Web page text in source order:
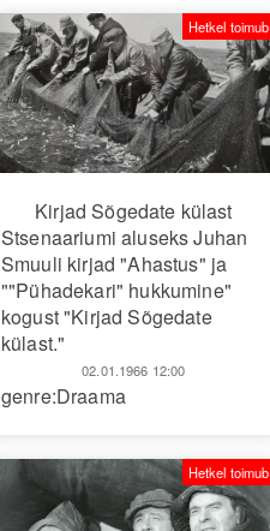
Kirjad Sõgedate külast
Stsenaariumi aluseks Juhan
Smuuli kirjad "Ahastus" ja
""Pühadekari" hukkumine"
kogust "Kirjad Sõgedate
külast."
02.01.1966 12:00
Hetkel toimub
genre:Draama
Hetkel toimub